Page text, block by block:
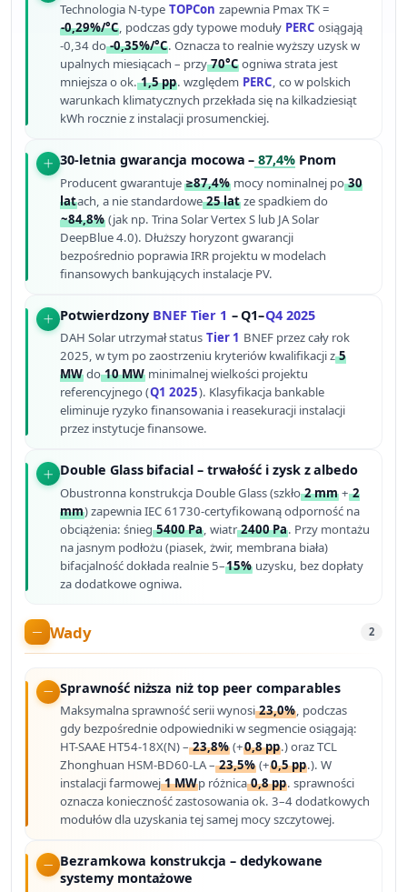
Technologia N-type TOPCon zapewnia Pmax TK =
-0,29%/°C, podczas gdy typowe moduły PERC osiągają
-0,34 do-0,35%/°C. Oznacza to realnie wyższy uzysk w
upalnych miesiącach – przy70°C ogniwa strata jest
mniejsza o ok.1,5 pp. względem PERC, co w polskich
warunkach klimatycznych przekłada się na kilkadziesiąt
kWh rocznie z instalacji prosumenckiej.
30-letnia gwarancja mocowa – 87,4%Pnom
Producent gwarantuje≥87,4% mocy nominalnej po30
latach, a nie standardowe25 lat ze spadkiem do
~84,8% (jak np. Trina Solar Vertex S lub JA Solar
DeepBlue 4.0). Dłuższy horyzont gwarancji
bezpośrednio poprawia IRR projektu w modelach
finansowych bankujących instalacje PV.
Potwierdzony BNEF Tier 1 – Q1–Q4 2025
DAH Solar utrzymał status Tier 1 BNEF przez cały rok
2025, w tym po zaostrzeniu kryteriów kwalifikacji z5
MW do10 MW minimalnej wielkości projektu
referencyjnego (Q1 2025). Klasyfikacja bankable
eliminuje ryzyko finansowania i reasekuracji instalacji
przez instytucje finansowe.
Double Glass bifacial – trwałość i zysk z albedo
Obustronna konstrukcja Double Glass (szkło2 mm +2
mm) zapewnia IEC 61730-certyfikowaną odporność na
obciążenia: śnieg5400 Pa, wiatr2400 Pa. Przy montażu
na jasnym podłożu (piasek, żwir, membrana biała)
bifacjalność dokłada realnie 5–15% uzysku, bez dopłaty
za dodatkowe ogniwa.
Wady 2
Sprawność niższa niż top peer comparables
Maksymalna sprawność serii wynosi23,0%, podczas
gdy bezpośrednie odpowiedniki w segmencie osiągają:
HT-SAAE HT54-18X(N) –23,8% (+0,8 pp.) oraz TCL
Zhonghuan HSM-BD60-LA –23,5% (+0,5 pp.). W
instalacji farmowej1 MWp różnica0,8 pp. sprawności
oznacza konieczność zastosowania ok. 3–4 dodatkowych
modułów dla uzyskania tej samej mocy szczytowej.
Bezramkowa konstrukcja – dedykowane
systemy montażowe